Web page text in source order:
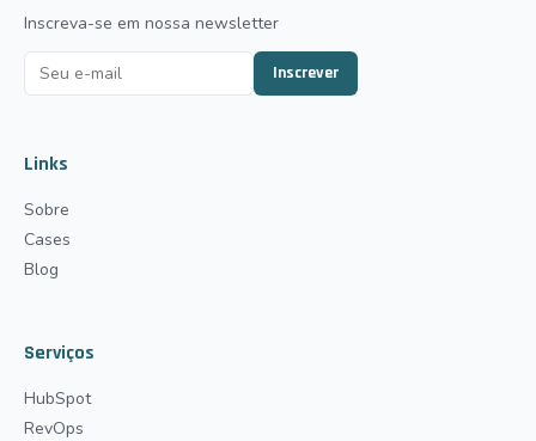
Inscreva-se em nossa newsletter
Inscrever
Links
Sobre
Cases
Blog
Serviços
HubSpot
RevOps